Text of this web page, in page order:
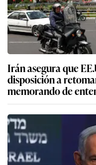
Irán asegura que
disposición a
memorando de